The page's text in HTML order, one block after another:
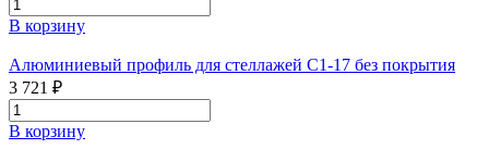
В корзину
Алюминиевый профиль для стеллажей С1-17 без покрытия
3 721 ₽
В корзину